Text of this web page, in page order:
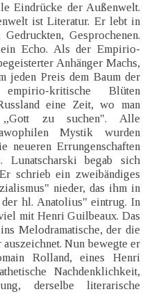
Eindrücke der Außenwelt.
ist Literatur. Er lebt in
Gesprochenen.
Echo. Als der Empirio-
Anhänger Machs,
jeden Preis dem Baum der
kritische Blüten
eine Zeit, wo man
zu suchen". Alle
Mystik wurden
neueren Errungenschaften
Lunatscharski begab sich
schrieb ein zweibändiges
nieder, das ihm in
der hl. Anatolius" eintrug. In
mit Henri Guilbeaux. Das
Melodramatische, der die
Nun bewegte er
Rolland, eines Henri
Nachdenklichkeit,
derselbe literarische